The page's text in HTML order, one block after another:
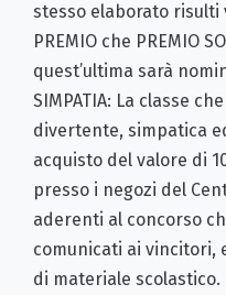
stesso elaborato risulti
PREMIO che PREMIO
quest’ultima sarà
SIMPATIA: La classe
divertente, simpatica
acquisto del valore di
presso i negozi del
aderenti al concorso
comunicati ai vincitori,
di materiale scolastico.